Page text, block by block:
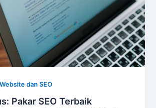
Website dan SEO
Pakar SEO Terbaik